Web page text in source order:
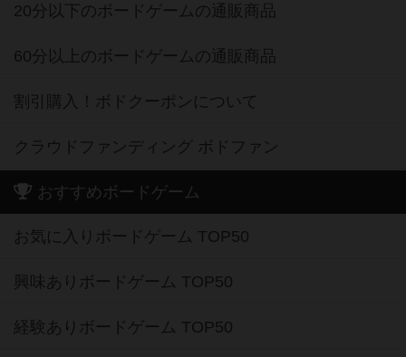
20分以下のボードゲームの通販商品
60分以上のボードゲームの通販商品
割引購入！ボドクーポンについて
クラウドファンディング ボドファン
おすすめボードゲーム
お気に入りボードゲーム TOP50
興味ありボードゲーム TOP50
経験ありボードゲーム TOP50